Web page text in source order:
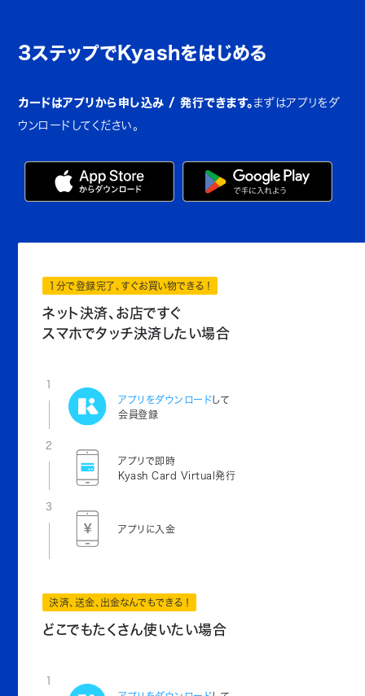
3ステップでKyashをはじめる
カードはアプリから申し込み / 発行できます。 まずはアプリをダ
ウンロードしてください。
1分で登録完了、すぐお買い物できる！
ネット決済、お店ですぐ
スマホでタッチ決済したい場合
1
アプリをダウンロードして
会員登録
2
アプリで即時
Kyash Card Virtual発行
3
アプリに入金
決済、送金、出金なんでもできる！
どこでもたくさん使いたい場合
1